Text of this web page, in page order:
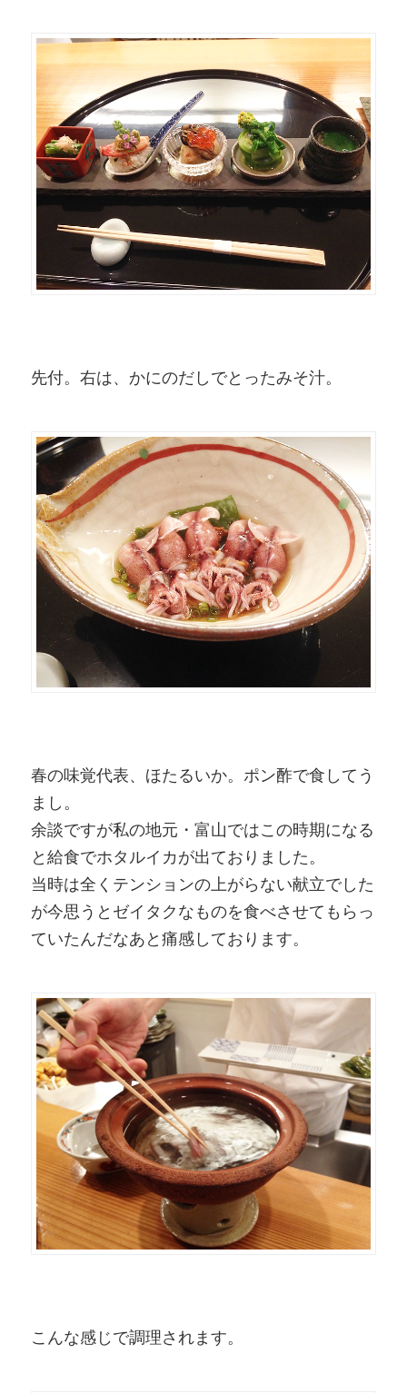
先付。右は、かにのだしでとったみそ汁。
春の味覚代表、ほたるいか。ポン酢で食してう
まし。
余談ですが私の地元・富山ではこの時期になる
と給食でホタルイカが出ておりました。
当時は全くテンションの上がらない献立でした
が今思うとゼイタクなものを食べさせてもらっ
ていたんだなあと痛感しております。
こんな感じで調理されます。